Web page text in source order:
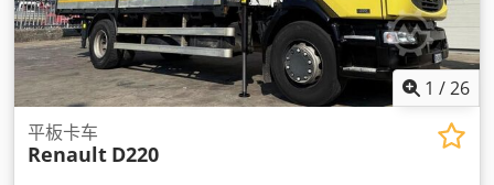
1 /26
平板卡车
Renault D220